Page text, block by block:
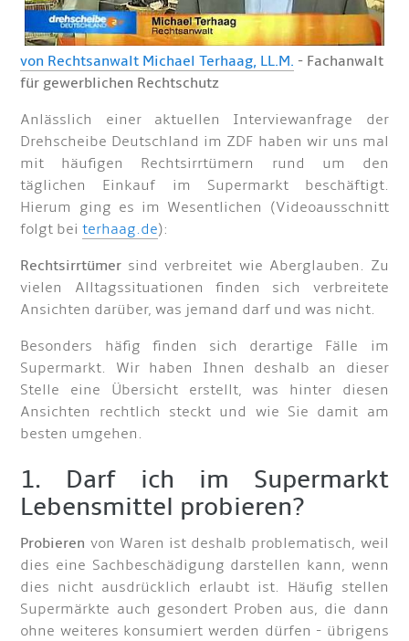
von Rechtsanwalt Michael Terhaag, LL.M. - Fachanwalt
für gewerblichen Rechtschutz
Anlässlich einer aktuellen Interviewanfrage der
Drehscheibe Deutschland im ZDF haben wir uns mal
mit häufigen Rechtsirrtümern rund um den
täglichen Einkauf im Supermarkt beschäftigt.
Hierum ging es im Wesentlichen (Videoausschnitt
folgt beiterhaag.de):
Rechtsirrtümer sind verbreitet wie Aberglauben. Zu
vielen Alltagssituationen finden sich verbreitete
Ansichten darüber, was jemand darf und was nicht.
Besonders häfig finden sich derartige Fälle im
Supermarkt. Wir haben Ihnen deshalb an dieser
Stelle eine Übersicht erstellt, was hinter diesen
Ansichten rechtlich steckt und wie Sie damit am
besten umgehen.
1. Darf ich im Supermarkt
Lebensmittel probieren?
Probieren von Waren ist deshalb problematisch, weil
dies eine Sachbeschädigung darstellen kann, wenn
dies nicht ausdrücklich erlaubt ist. Häufig stellen
Supermärkte auch gesondert Proben aus, die dann
ohne weiteres konsumiert werden dürfen - übrigens